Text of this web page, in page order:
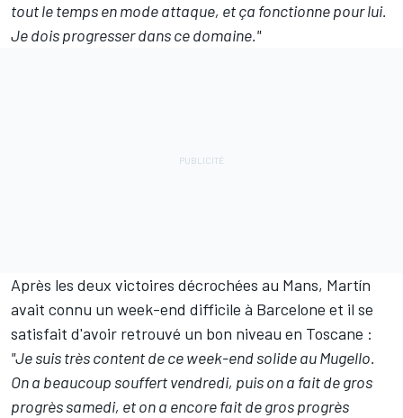
tout le temps en mode attaque, et ça fonctionne pour lui.
Je dois progresser dans ce domaine."
Après les deux victoires décrochées au Mans, Martín
avait connu un week-end difficile à Barcelone et il se
satisfait d'avoir retrouvé un bon niveau en Toscane :
"Je suis très content de ce week-end solide au Mugello.
On a beaucoup souffert vendredi, puis on a fait de gros
progrès samedi, et on a encore fait de gros progrès